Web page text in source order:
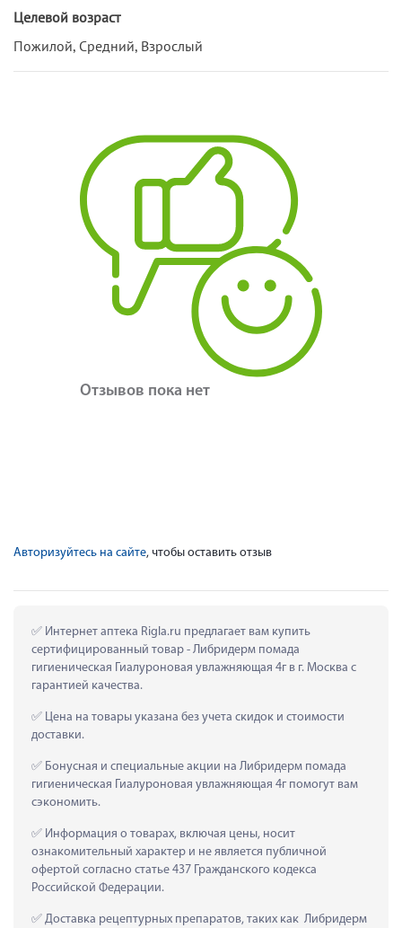
Целевой возраст
Пожилой, Средний, Взрослый
Отзывов пока нет
Авторизуйтесь на сайте, чтобы оставить отзыв
Интернет аптека Rigla.ru предлагает вам купить
сертифицированный товар - Либридерм помада
гигиеническая Гиалуроновая увлажняющая 4г в г. Москва с
гарантией качества.
Цена на товары указана без учета скидок и стоимости
доставки.
Бонусная и специальные акции на Либридерм помада
гигиеническая Гиалуроновая увлажняющая 4г помогут вам
сэкономить.
Информация о товарах, включая цены, носит
ознакомительный характер и не является публичной
офертой согласно статье 437 Гражданского кодекса
Российской Федерации.
Доставка рецептурных препаратов, таких как  Либридерм